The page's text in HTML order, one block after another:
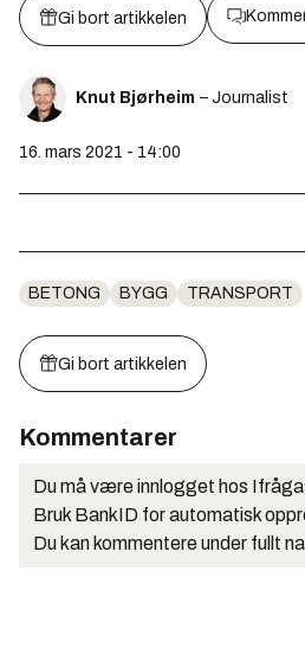
Gi bort artikkelen
Knut Bjørheim – Journalist
16. mars 2021 - 14:00
BETONG BYGG TRANSPORT
Gi bort artikkelen
Kommentarer
Du må være innlogget hos
Bruk BankID for automatisk
Du kan kommentere under fullt